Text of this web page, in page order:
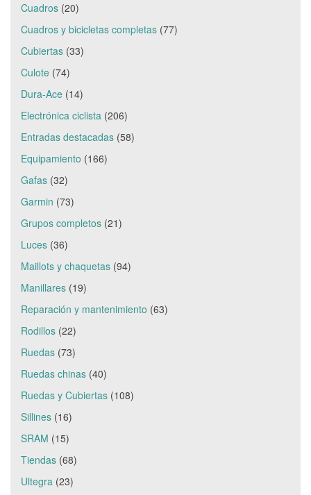
Cuadros (20)
Cuadros y bicicletas completas (77)
Cubiertas (33)
Culote (74)
Dura-Ace (14)
Electrónica ciclista (206)
Entradas destacadas (58)
Equipamiento (166)
Gafas (32)
Garmin (73)
Grupos completos (21)
Luces (36)
Maillots y chaquetas (94)
Manillares (19)
Reparación y mantenimiento (63)
Rodillos (22)
Ruedas (73)
Ruedas chinas (40)
Ruedas y Cubiertas (108)
Sillines (16)
SRAM (15)
Tiendas (68)
Ultegra (23)